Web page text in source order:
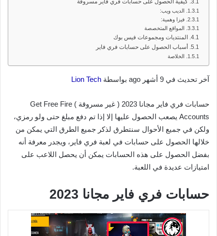
كيفية الحصول على حسابات فري فاير مسروقة
الديب ويب:
فيزا وهمية:
المواقع المتخصصة
المنتديات ومجموعات فيس بوك
أسباب الحصول على حسابات فري فاير
الخلاصة
آخر تحديث في 9 أشهر ago بواسطة Lion Tech
حسابات فري فاير مجانا 2023 ( غير مسروقة ) Get Free Fire
Accounts يصعب الحصول عليها إلا إذا تم دفع مبلغ حتى ولو رمزي،
ولكن في جميع الأحوال سنتطرق لذكر جميع الطرق التي يمكن من
خلالها الحصول على حسابات في لعبة فري فاير، ويجدر معرفة أنه
بفضل الحصول على هذه الحسابات يمكن أن يحصل اللاعب على
امتيازات عديدة في اللعبة.
حسابات فري فاير مجانا 2023